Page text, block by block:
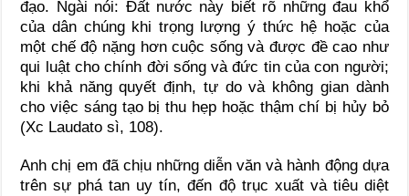
đạo. Ngài nói: Đất nước này biết rõ những đau khổ
của dân chúng khi trọng lượng ý thức hệ hoặc của
một chế độ nặng hơn cuộc sống và được đề cao như
qui luật cho chính đời sống và đức tin của con người;
khi khả năng quyết định, tự do và không gian dành
cho việc sáng tạo bị thu hẹp hoặc thậm chí bị hủy bỏ
(Xc Laudato sì, 108).
Anh chị em đã chịu những diễn văn và hành động dựa
trên sự phá tan uy tín, đến độ trục xuất và tiêu diệt